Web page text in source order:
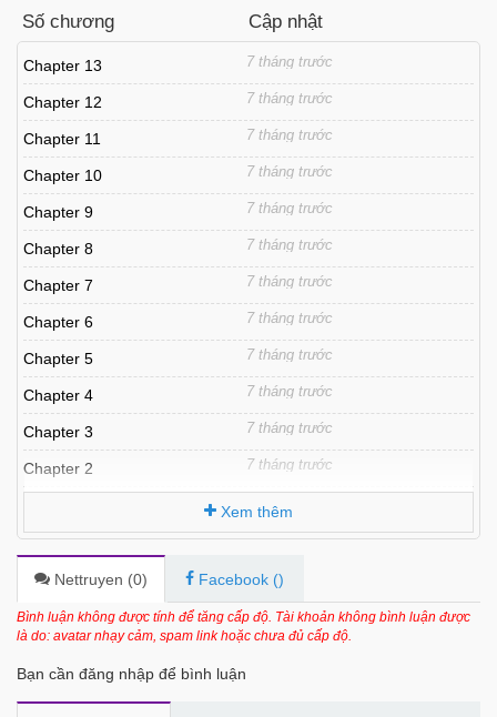
Số chương Cập nhật
Chapter 13 7 tháng trước
Chapter 12 7 tháng trước
Chapter 11 7 tháng trước
Chapter 10 7 tháng trước
Chapter 9 7 tháng trước
Chapter 8 7 tháng trước
Chapter 7 7 tháng trước
Chapter 6 7 tháng trước
Chapter 5 7 tháng trước
Chapter 4 7 tháng trước
Chapter 3 7 tháng trước
Chapter 2 7 tháng trước
Xem thêm
Nettruyen (0) Facebook ()
Bình luận không được tính để tăng cấp độ. Tài khoản không bình luận được
là do: avatar nhạy cảm, spam link hoặc chưa đủ cấp độ.
Bạn cần đăng nhập để bình luận